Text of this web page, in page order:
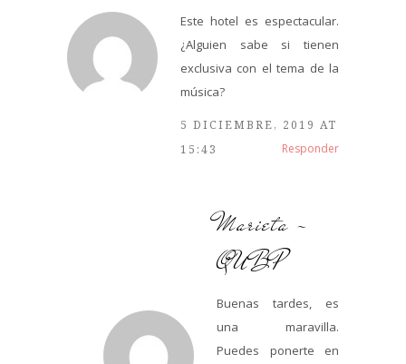
Este hotel es espectacular.
¿Alguien sabe si tienen
exclusiva con el tema de la
música?
5 DICIEMBRE, 2019 AT
15:43
Responder
Marieta -
QUBP
Buenas tardes, es
una maravilla.
Puedes ponerte en